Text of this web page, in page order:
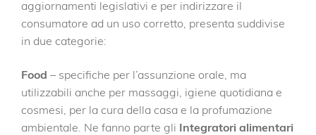
aggiornamenti legislativi e per indirizzare il
consumatore ad un uso corretto, presenta suddivise
in due categorie:
Food – specifiche per l’assunzione orale, ma
utilizzabili anche per massaggi, igiene quotidiana e
cosmesi, per la cura della casa e la profumazione
ambientale. Ne fanno parte gli Integratori alimentari